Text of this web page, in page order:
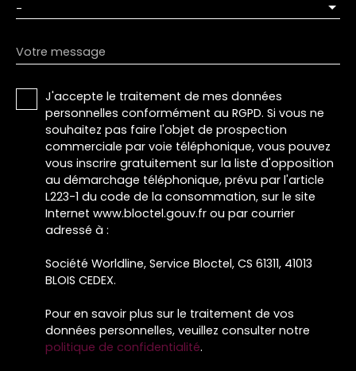
-
Votre message
J'accepte le traitement de mes données
personnelles conformément au RGPD. Si vous ne
souhaitez pas faire l'objet de prospection
commerciale par voie téléphonique, vous pouvez
vous inscrire gratuitement sur la liste d'opposition
au démarchage téléphonique, prévu par l'article
L223-1 du code de la consommation, sur le site
Internet www.bloctel.gouv.fr ou par courrier
adressé à :
Société Worldline, Service Bloctel, CS 61311, 41013
BLOIS CEDEX.
Pour en savoir plus sur le traitement de vos
données personnelles, veuillez consulter notre
politique de confidentialité.